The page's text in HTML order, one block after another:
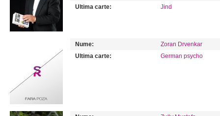
Ultima carte:
Jind
Nume:
Zoran Drvenkar
Ultima carte:
German psycho